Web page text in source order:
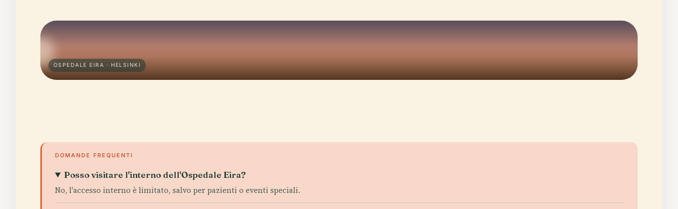
OSPEDALE EIRA · HELSINKI
DOMANDE FREQUENTI
Posso visitare l'interno dell'Ospedale Eira?
No, l'accesso interno è limitato, salvo per pazienti o eventi speciali.